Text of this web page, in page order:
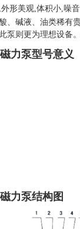
形美观,体积小,噪
、碱液、油类稀有
泵则更为理想设备
力泵型号意义
力泵结构图